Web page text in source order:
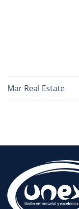
Mar Real Estate